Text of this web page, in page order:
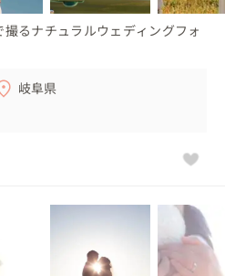
撮るナチュラルウェディングフォ
岐阜県